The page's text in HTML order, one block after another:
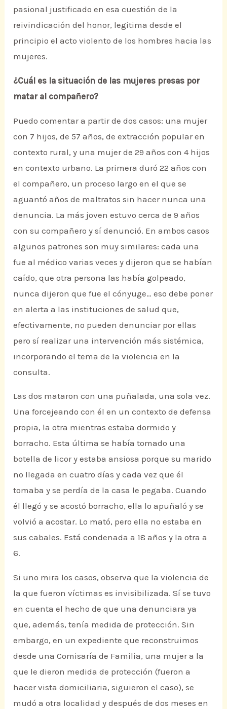
pasional justificado en esa cuestión de la
reivindicación del honor, legitima desde el
principio el acto violento de los hombres hacia las
mujeres.
¿Cuál es la situación de las mujeres presas por
matar al compañero?
Puedo comentar a partir de dos casos: una mujer
con 7 hijos, de 57 años, de extracción popular en
contexto rural, y una mujer de 29 años con 4 hijos
en contexto urbano. La primera duró 22 años con
el compañero, un proceso largo en el que se
aguantó años de maltratos sin hacer nunca una
denuncia. La más joven estuvo cerca de 9 años
con su compañero y sí denunció. En ambos casos
algunos patrones son muy similares: cada una
fue al médico varias veces y dijeron que se habían
caído, que otra persona las había golpeado,
nunca dijeron que fue el cónyuge… eso debe poner
en alerta a las instituciones de salud que,
efectivamente, no pueden denunciar por ellas
pero sí realizar una intervención más sistémica,
incorporando el tema de la violencia en la
consulta.
Las dos mataron con una puñalada, una sola vez.
Una forcejeando con él en un contexto de defensa
propia, la otra mientras estaba dormido y
borracho. Esta última se había tomado una
botella de licor y estaba ansiosa porque su marido
no llegada en cuatro días y cada vez que él
tomaba y se perdía de la casa le pegaba. Cuando
él llegó y se acostó borracho, ella lo apuñaló y se
volvió a acostar. Lo mató, pero ella no estaba en
sus cabales. Está condenada a 18 años y la otra a
6.
Si uno mira los casos, observa que la violencia de
la que fueron víctimas es invisibilizada. Sí se tuvo
en cuenta el hecho de que una denunciara ya
que, además, tenía medida de protección. Sin
embargo, en un expediente que reconstruimos
desde una Comisaría de Familia, una mujer a la
que le dieron medida de protección (fueron a
hacer vista domiciliaria, siguieron el caso), se
mudó a otra localidad y después de dos meses en